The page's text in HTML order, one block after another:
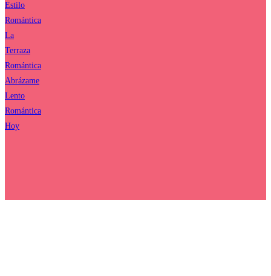
Estilo
Romántica
La
Terraza
Romántica
Abrázame
Lento
Romántica
Hoy